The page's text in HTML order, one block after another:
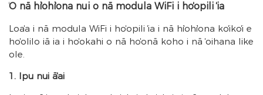
ʻO nā hiʻohiʻona nui o nā modula WiFi i hoʻopili ʻia
Loaʻa i nā modula WiFi i hoʻopili ʻia i nā hiʻohiʻona koʻikoʻi e
hoʻolilo iā ia i hoʻokahi o nā hoʻonā koho i nā ʻoihana like
ʻole.
1. Ipu nui āʻai